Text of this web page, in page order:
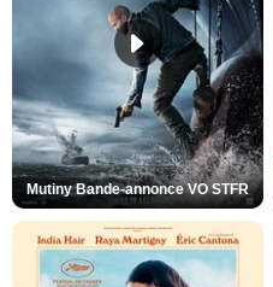
Mutiny Bande-annonce VO STFR